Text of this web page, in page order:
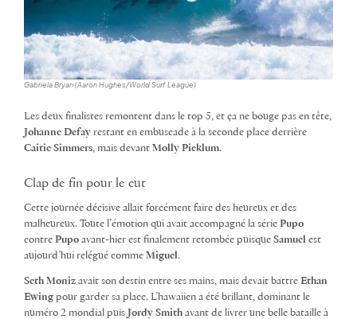
Gabriela Bryan (Aaron Hughes/World Surf League)
Les deux finalistes remontent dans le top 5, et ça ne bouge pas en tête,
Johanne Defay restant en embuscade à la seconde place derrière
Caitie Simmers, mais devant Molly Picklum.
Clap de fin pour le cut
Cette journée décisive allait forcément faire des heureux et des
malheureux. Toute l’émotion qui avait accompagné la série Pupo
contre Pupo avant-hier est finalement retombée puisque Samuel est
aujourd’hui relégué comme Miguel.
Seth Moniz avait son destin entre ses mains, mais devait battre Ethan
Ewing pour garder sa place. L’hawaiien a été brillant, dominant le
numéro 2 mondial puis Jordy Smith avant de livrer une belle bataille à